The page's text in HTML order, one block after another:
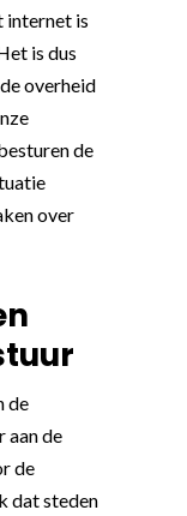
internet is
is dus
overheid
de
over
de
aan de
de
dat steden